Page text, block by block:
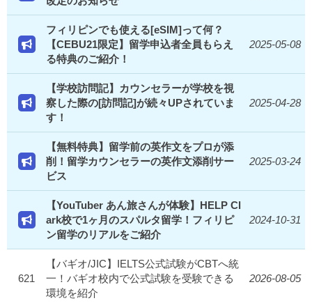
フィリピンでも使える[eSIM]って何？
【CEBU21限定】留学申込者全員もらえ
る特典のご紹介！
2025-05-08
【学校訪問記】カウンセラーが学校を視
察した際の[訪問記]が続々UPされていま
す！
2025-04-28
【無料特典】留学前の英作文をプロが添
削！留学カウンセラーの英作文添削サー
ビス
2025-03-24
【YouTuber あん旅さんが体験】HELP Cl
ark校で1ヶ月のスパルタ留学！フィリピ
ン留学のリアルをご紹介
2024-10-31
621
【バギオ/JIC】IELTS公式試験がCBTへ統
一！バギオ校内で公式試験を受験できる
環境を紹介
2026-08-05